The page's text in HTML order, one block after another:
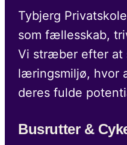
Tybjerg
som fællesskab,
Vi stræber efter at
læringsmiljø, hvor
deres fulde
Busrutter &